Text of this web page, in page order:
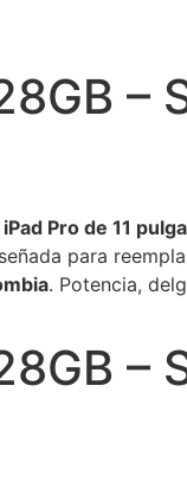
–
iPad Pro de 11
para
. Potencia,
–